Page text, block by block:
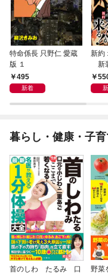
特命係長 只野仁 愛蔵
版 １
495
新着
新約
新
暮らし・健康・子
首のしわ たるみ 口
野菜